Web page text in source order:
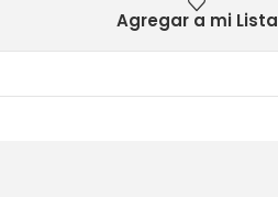
Agregar a mi Lista